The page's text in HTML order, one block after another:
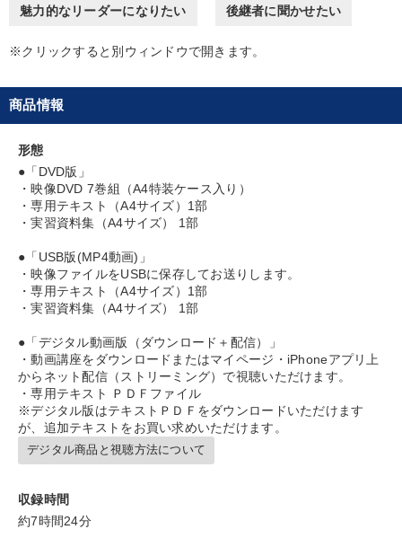
※「更新」を押すと「カテゴリー」「目的別」「キーワード」を更新いただけます。
local_offer タグから探す
すべての音声・動画（全2077タイトル）からお探しいただけます
海外の成功事例 多角化・新規事業
プレゼン 話し方 早わかり
ビジネスモデル 松下幸之助
デザイン 交渉 健康・ウェルビーイング
ベンチャー ドラッカー スポーツ関係
インフレ対策・値上げ 運勢・先見 創業者 SDGs
SNS活用 株式投資 金利
※「更新」を押すと「タグ・キーワード」を更新いただけます。
魅力的なリーダーになりたい 後継者に聞かせたい
※クリックすると別ウィンドウで開きます。
商品情報
形態
●「DVD版」
・映像DVD 7巻組（A4特装ケース入り）
・専用テキスト（A4サイズ）1部
・実習資料集（A4サイズ） 1部
●「USB版(MP4動画)」
・映像ファイルをUSBに保存してお送りします。
・専用テキスト（A4サイズ）1部
・実習資料集（A4サイズ） 1部
●「デジタル動画版（ダウンロード＋配信）」
・動画講座をダウンロードまたはマイページ・iPhoneアプリ上
からネット配信（ストリーミング）で視聴いただけます。
・専用テキスト ＰＤＦファイル
※デジタル版はテキストＰＤＦをダウンロードいただけます
が、追加テキストをお買い求めいただけます。
デジタル商品と視聴方法について
収録時間
約7時間24分